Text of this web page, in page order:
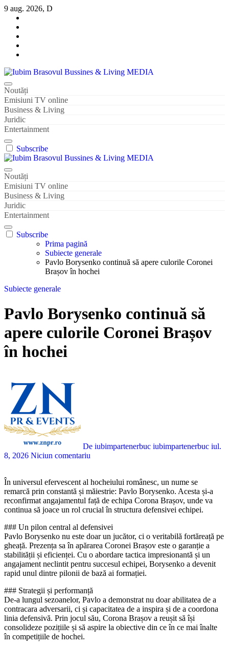
Sari
conținut
9 aug. 2026, D
Iubim Brasovul Bussines & Living MEDIA
Din pasiune și dragoste pentru Brașoveni
Noutăți
Emisiuni TV online
Business & Living
Juridic
Entertainment
Subscribe
Iubim Brasovul Bussines & Living MEDIA
Din pasiune și dragoste pentru Brașoveni
Noutăți
Emisiuni TV online
Business & Living
Juridic
Entertainment
Subscribe
Prima pagină
Subiecte generale
Pavlo Borysenko continuă să apere culorile Coronei
Brașov în hochei
Subiecte generale
Pavlo Borysenko continuă să
apere culorile Coronei Brașov
în hochei
De iubimpartenerbuc iubimpartenerbuc iul.
8, 2026 Niciun comentariu
În universul efervescent al hocheiului românesc, un nume se
remarcă prin constantă și măiestrie: Pavlo Borysenko. Acesta și-a
reconfirmat angajamentul față de echipa Corona Brașov, unde va
continua să joace un rol crucial în structura defensivei echipei.
### Un pilon central al defensivei
Pavlo Borysenko nu este doar un jucător, ci o veritabilă fortăreață pe
gheață. Prezența sa în apărarea Coronei Brașov este o garanție a
stabilității și eficienței. Cu o abordare tactica impresionantă și un
angajament neclintit pentru succesul echipei, Borysenko a devenit
rapid unul dintre pilonii de bază ai formației.
### Strategii și performanță
De-a lungul sezoanelor, Pavlo a demonstrat nu doar abilitatea de a
contracara adversarii, ci și capacitatea de a inspira și de a coordona
linia defensivă. Prin jocul său, Corona Brașov a reușit să își
consolideze pozițiile și să aspire la obiective din ce în ce mai înalte
în competițiile de hochei.